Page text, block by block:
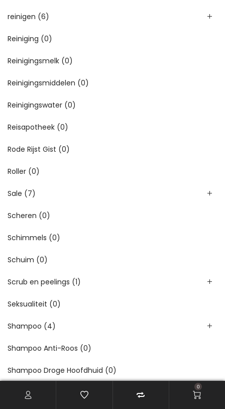
reinigen (6)
Reiniging (0)
Reinigingsmelk (0)
Reinigingsmiddelen (0)
Reinigingswater (0)
Reisapotheek (0)
Rode Rijst Gist (0)
Roller (0)
Sale (7)
Scheren (0)
Schimmels (0)
Schuim (0)
Scrub en peelings (1)
Seksualiteit (0)
Shampoo (4)
Shampoo Anti-Roos (0)
Shampoo Droge Hoofdhuid (0)
Shampoo Droog haar (0)
0